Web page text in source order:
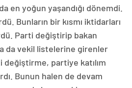
en yoğun yaşandığı dönemdi.
Bunların bir kısmı iktidarları
Parti değiştirip bakan
da vekil listelerine girenler
değiştirme, partiye katılım
Bunun halen de devam